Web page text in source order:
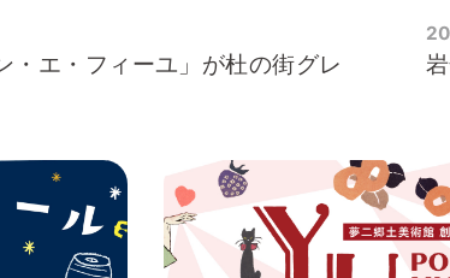
・エ・フィーユ」が杜の街グレ